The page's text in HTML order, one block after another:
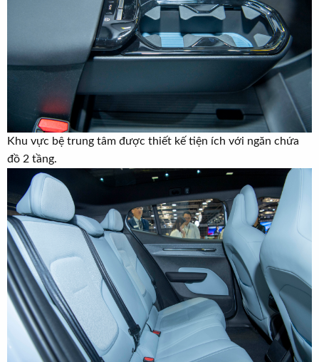
Khu vực bệ trung tâm được thiết kế tiện ích với ngăn chứa
đồ 2 tầng.